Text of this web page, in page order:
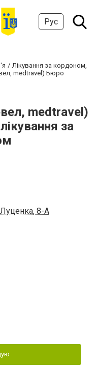
Рус
Лікування за кордоном,
medtravel) Бюро
medtravel)
за
8-А